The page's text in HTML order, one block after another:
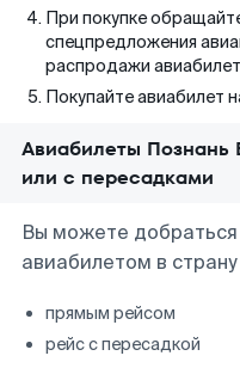
При покупке
спецпредложения
распродажи
Покупайте авиабилет
Авиабилеты
или с пересадками
Вы можете
авиабилетом в
прямым рейсом
рейс с пересадкой